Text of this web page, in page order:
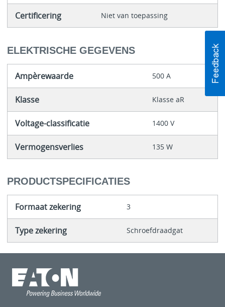
Certificering Niet van toepassing
ELEKTRISCHE GEGEVENS
Ampèrewaarde 500 A
Klasse Klasse aR
Voltage-classificatie 1400 V
Vermogensverlies 135 W
PRODUCTSPECIFICATIES
Formaat zekering 3
Type zekering Schroefdraadgat